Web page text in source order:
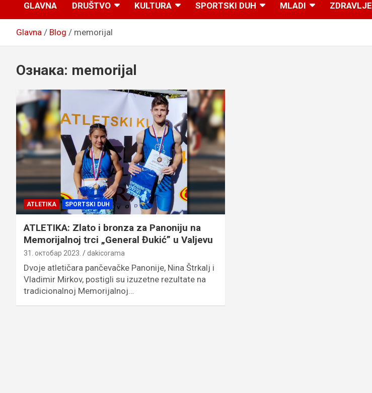
GLAVNA DRUŠTVO KULTURA SPORTSKI DUH MLADI ZDRAVLJE
Glavna Blog memorijal
Ознака: memorijal
ATLETIKA SPORTSKI DUH
ATLETIKA: Zlato i bronza za Panoniju na
Memorijalnoj trci „General Đukić” u Valjevu
31. октобар 2023. dakicorama
Dvoje atletičara pančevačke Panonije, Nina Štrkalj i
Vladimir Mirkov, postigli su izuzetne rezultate na
tradicionalnoj Memorijalnoj…